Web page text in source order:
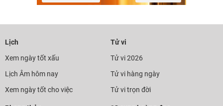
Lịch
Xem ngày tốt xấu
Lịch Âm hôm nay
Xem ngày tốt cho việc
Tử vi
Tử vi 2026
Tử vi hàng ngày
Tử vi trọn đời